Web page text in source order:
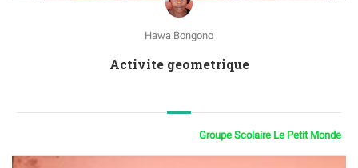
Hawa Bongono
Activite geometrique
Groupe Scolaire Le Petit Monde